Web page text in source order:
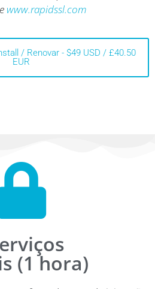
www.rapidssl.com
/ Renovar - $49 USD / £40.50
EUR
(1 hora)